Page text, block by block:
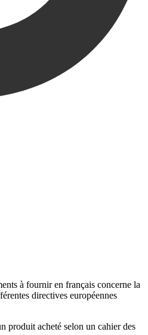
à fournir en français concerne la
directives européennes
produit acheté selon un cahier des